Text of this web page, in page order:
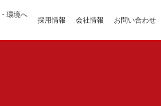
環境へ
採用情報 会社情報 お問い合わせ